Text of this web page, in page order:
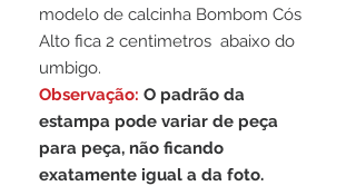
modelo de calcinha Bombom Cós
Alto fica 2 centimetros abaixo do
umbigo.
Observação: O padrão da
estampa pode variar de peça
para peça, não ficando
exatamente igual a da foto.